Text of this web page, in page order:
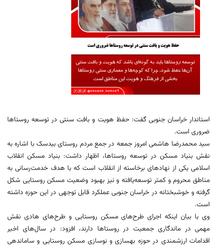
استاندار خراسان جنوبی گفت: حفظ هویت و بافت سنتی در توسعه روستاها
ضروری است.
سید محمدرضا هاشمی امروز جمعه در جمع مردم روستای بیدسک با اشاره به
نقش بنیاد مسکن در توسعه روستاها، اظهار داشت: بنیاد مسکن انقلاب
اسلامی یکی از نهادهای برخاسته از انقلاب است که با هدف خدمت‌رسانی به
مناطق محروم و کمتر توسعه‌یافته و نیز بهبود وضعیت مسکن روستایی شکل
گرفته و خوشبختانه در خراسان جنوبی عملکرد قابل توجهی در این حوزه داشته
است.
وی با بیان اینکه اجرای طرح‌های مسکن روستایی و طرح‌های هادی نقش
مهمی در ماندگاری جمعیت در روستاها دارند، افزود: در سال‌های اخیر
اقدامات ارزشمندی در حوزه بهسازی و نوسازی مسکن روستایی و ساماندهی